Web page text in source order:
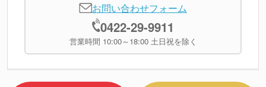
お問い合わせフォーム
0422-29-9911
営業時間 10:00～18:00 土日祝を除く